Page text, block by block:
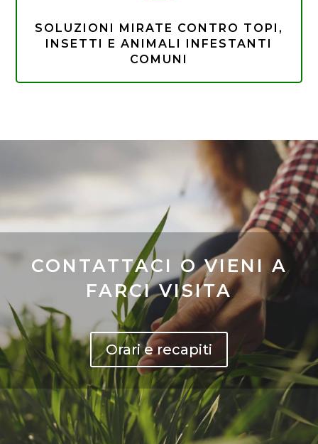
SOLUZIONI MIRATE CONTRO TOPI,
INSETTI E ANIMALI INFESTANTI
COMUNI
CONTATTACI O VIENI A
FARCI VISITA
Orari e recapiti